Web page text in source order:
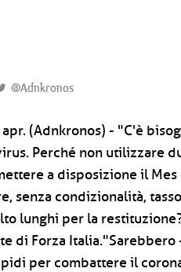
@Adnkronos
apr. (Adnkronos) - "C'è
Perché non utilizzare
a disposizione il
senza condizionalità,
lunghi per la
di Forza
per combattere il